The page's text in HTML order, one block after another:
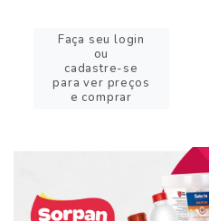
Faça seu login
ou
cadastre-se
para ver preços
e comprar